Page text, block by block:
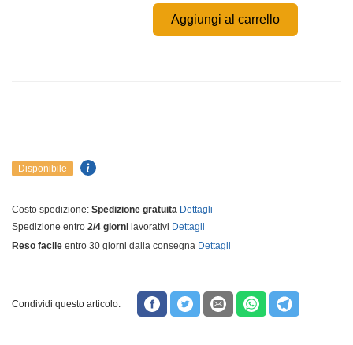
Aggiungi al carrello
Disponibile
Costo spedizione: Spedizione gratuita Dettagli
Spedizione entro 2/4 giorni lavorativi Dettagli
Reso facile entro 30 giorni dalla consegna Dettagli
Condividi questo articolo: